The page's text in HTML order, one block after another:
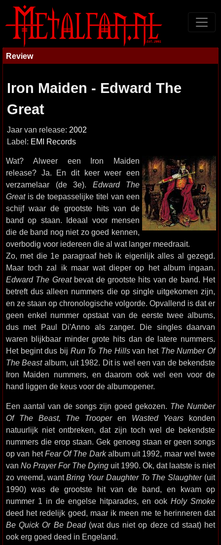
Review
Iron Maiden - Edward The
Great
Jaar van release: 2002
Label: EMI Records
Wat? Alweer een Iron Maiden
release? Ja. En dit keer weer een
verzamelaar (de 3e). Edward The
Greatis de toepasselijke titel van een
schijf waar de grootste hits van de
band op staan. Ideaal voor mensen
die de band nog niet zo goed kennen,
overbodig voor iedereen die al wat langer meedraait.
Zo, met die 1e paragraaf heb ik eigenlijk alles al gezegd.
Maar toch zal ik maar wat dieper op het album ingaan.
Edward The Greatbevat de grootste hits van de band. Het
betreft dus alleen nummers die op single uitgekomen zijn,
en ze staan op chronologische volgorde. Opvallend is dat er
geen enkel nummer opstaat van de eerste twee albums,
dus met Paul Di'Anno als zanger. Die singles daarvan
waren blijkbaar minder grote hits dan de latere nummers.
Het begint dus bij Run To The Hillsvan het The Number Of
The Beastalbum, uit 1982. Dit is wel een van de bekendste
Iron Maiden nummers, en daarom ook wel een voor de
hand liggen de keus voor de albumopener.
Een aantal van de songs zijn goed gekozen. The Number
Of The Beast, The Trooperen Wasted Years konden
natuurlijk niet ontbreken, dat zijn toch wel de bekendste
nummers die erop staan. Gek genoeg staan er geen songs
op van hetFear Of The Darkalbum uit 1992, maar wel twee
van No Prayer For The Dying uit 1990. Ok, dat laatste is niet
zo vreemd, wantBring Your Daughter To The Slaughter(uit
1990) was de grootste hit van de band, en kwam op
nummer 1 in de engelse hitparades, en ook Holy Smoke
deed het redelijk goed, maar ik meen me te herinneren dat
Be Quick Or Be Dead(wat dus niet op deze cd staat) het
ook erg goed deed in Engeland.